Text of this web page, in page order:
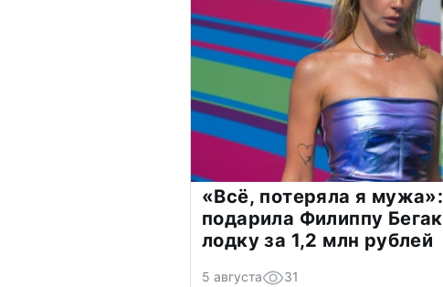
«Всё, потеряла я
подарила Филиппу
лодку за 1,2 млн рублей
5 августа 31